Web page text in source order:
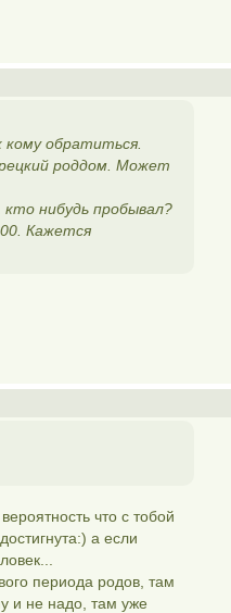
обратиться.
роддом. Может
нибудь пробывал?
Кажется
что с тобой
а если
периода родов, там
и не надо, там уже